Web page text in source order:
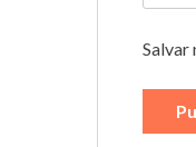
Salvar